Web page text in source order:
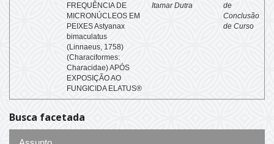
FREQUÊNCIA DE
MICRONÚCLEOS EM
PEIXES Astyanax
bimaculatus
(Linnaeus, 1758)
(Characiformes:
Characidae) APÓS
EXPOSIÇÃO AO
FUNGICIDA ELATUS®
Itamar Dutra
de
Conclusão
de Curso
Busca facetada